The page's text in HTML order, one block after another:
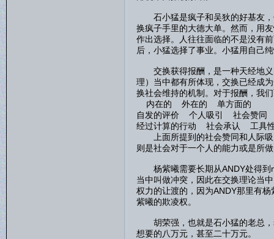
石小猛是疯子和吴狄的好基友，
换疯子手里的大德大单。然而，用
作出选择。人往往面临的不是没有
后，小猛选择了事业。小猛用自己
交换获得报酬，是一种天经地义
理）当中都有所体现，交换已经成
换社会维持的机制。对于报酬，我
内在的 外在的 单方面的
自发的评价 个人吸引 社会赞同
经过计算的行动 社会承认 工具
上面所提到的社会赞同和人际吸
则是社会对于一个人的能力或是所
杨紫曦需要长期从ANDY处得到
当中叫做冲突，因此在交换理论当
权力的让渡的，因为ANDY那里有
紫曦的欺凌权。
胡荣强，也就是石小猛的老总，
想要的八万元，甚至二十万元。